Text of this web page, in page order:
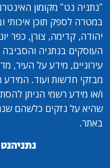
"נתניה נט" מקומון
במטרה לספק תוכן איכותי
יהודה, קדימה, צורן, כפר
העוסקים בנתניה והסביבה
עירוניים, מידע על העיר,
מבזקי חדשות ועוד.
ו/או מידע רשמי הניתן
שהיא על נזקים כלשהם
באתר.